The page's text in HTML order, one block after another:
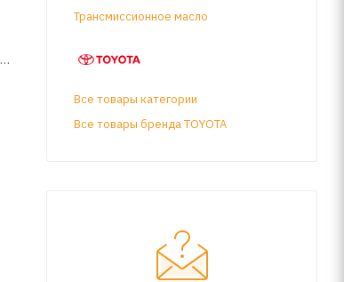
Трансмиссионное масло
Все товары категории
Все товары бренда TOYOTA